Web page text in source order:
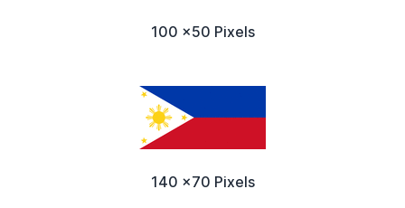
100 x50 Pixels
140 x70 Pixels